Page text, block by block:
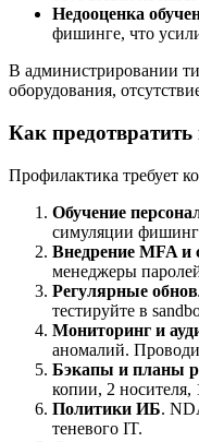
Недооценка
фишинге, что
В администрировании
оборудования,
Как
Профилактика требует
Обучение
симуляции
Внедрение MFA и
менеджеры
Регулярные
тестируйте в
Мониторинг и
аномалий.
Бэкапы и планы
копии, 2 носителя,
Политики ИБ.
теневого IT.